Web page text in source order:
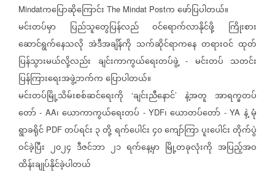
Mindatကပြောဆိုကြောင်း The Mindat Postကဖော်ပြပါတယ်။
မင်းတပ်မှာ
ပြည်သူတွေပြန်လည် ဝင်ရောက်လာနိုင်ဖို့
ကြိုးစား
ဆောင်ရွက်နေသလို အဲဒီအချိန်ကို သက်ဆိုင်ရာကနေ တရားဝင် ထုတ်
ပြန်သွားမယ်လို့လည်း ချင်းကာကွယ်ရေးတပ်ဖွဲ့ - မင်းတပ် သတင်း
ပြန်ကြားရေးအဖွဲ့ဘက်ကပြောပါတယ်။
မင်းတပ်မြို့သိမ်းစစ်ဆင်ရေးကို ‘ချင်းညီနောင်’ နဲ့အတူ အာရက္ခတပ်
တော် - AA၊ ယောကာကွယ်ရေးတပ် - YDF၊ ယောတပ်တော် - YA နဲ့မုံ
ရွာခရိုင် PDFတပ်ရင်း ၃တို့ရက်ပေါင်း၄၀ကျော်ကြာပူးပေါင်းတိုက်ပွဲ
ဝင်ခဲ့ပြီး ၂၀၂၄ ဒီဇင်ဘာ ၂၁ ရက်နေ့မှာ မြို့တခုလုံးကို အပြည့်အဝ
ထိန်းချုပ်နိုင်ခဲ့ပါတယ်